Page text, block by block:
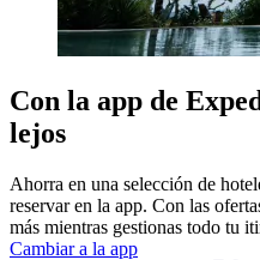
Con la app de
lejos
Ahorra en una selección de
reservar en la app. Con las
más mientras gestionas todo tu
Cambiar a la app